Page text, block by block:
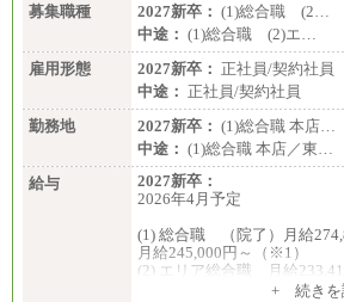
募集職種
2027新卒： (1)総合職 (2…
中途： (1)総合職 (2)エ…
雇用形態
2027新卒： 正社員/契約社員
中途： 正社員/契約社員
勤務地
2027新卒： (1)総合職 本店…
中途： (1)総合職 本店／東…
給与
2027新卒：
2026年4月予定
(1) 総合職 （院了）月給
月給245,000円～（※1）
(2) エリア総合職 月給
(3) アシスタントスタッフ 日
+ 続きを